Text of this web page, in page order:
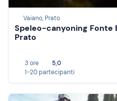
Vaiano, Prato
Speleo-canyoning Fonte
Prato
3 ore
5,0
1-20 partecipanti